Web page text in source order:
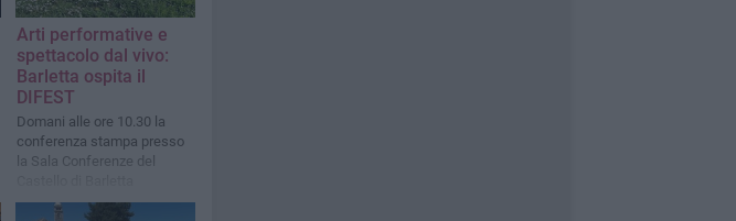
Arti performative e
spettacolo dal vivo:
Barletta ospita il
DIFEST
Domani alle ore 10.30 la
conferenza stampa presso
la Sala Conferenze del